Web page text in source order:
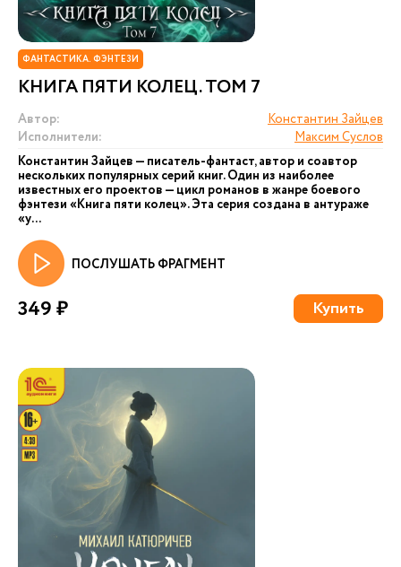
ФАНТАСТИКА. ФЭНТЕЗИ
КНИГА ПЯТИ КОЛЕЦ. ТОМ 7
Автор:
Константин Зайцев
Исполнители:
Максим Суслов
Константин Зайцев — писатель-фантаст, автор и соавтор
нескольких популярных серий книг. Один из наиболее
известных его проектов — цикл романов в жанре боевого
фэнтези «Книга пяти колец». Эта серия создана в антураже
«у...
ПОСЛУШАТЬ ФРАГМЕНТ
349 ₽ Купить